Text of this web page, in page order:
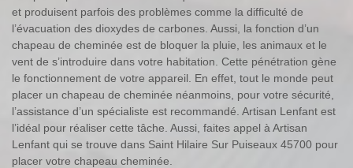
et produisent parfois des problèmes comme la difficulté de
l’évacuation des dioxydes de carbones. Aussi, la fonction d’un
chapeau de cheminée est de bloquer la pluie, les animaux et le
vent de s’introduire dans votre habitation. Cette pénétration gène
le fonctionnement de votre appareil. En effet, tout le monde peut
placer un chapeau de cheminée néanmoins, pour votre sécurité,
l’assistance d’un spécialiste est recommandé. Artisan Lenfant est
l’idéal pour réaliser cette tâche. Aussi, faites appel à Artisan
Lenfant qui se trouve dans Saint Hilaire Sur Puiseaux 45700 pour
placer votre chapeau cheminée.